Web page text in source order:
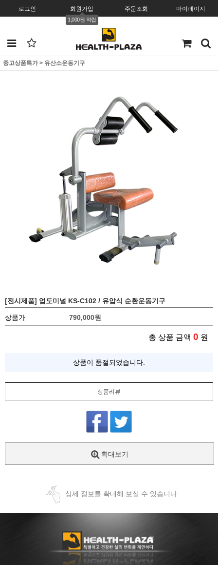
로그인 회원가입
1,000원 적립
주문조회 마이페이지
중고상품특가> 유산소운동기구
[전시제품] 업도미널 KS-C102 / 유압식 순환운동기구
상품가 790,000원
총 상품 금액 0 원
상품이 품절되었습니다.
상품리뷰
확대보기
상세 정보를 확대해 보실 수 있습니다